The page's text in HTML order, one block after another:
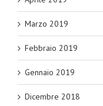
Marzo 2019
Febbraio 2019
Gennaio 2019
Dicembre 2018